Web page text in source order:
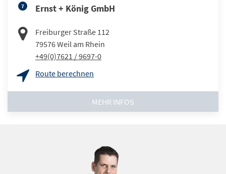
7 Ernst + König GmbH
Freiburger Straße 112
79576Weil am Rhein
+49(0)7621 / 9697-0
Route berechnen
MEHR INFOS